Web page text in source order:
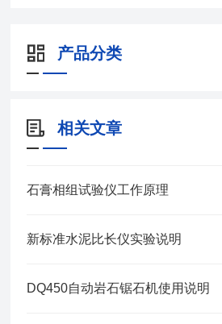
产品分类
相关文章
石膏相组试验仪工作原理
新标准水泥比长仪实验说明
DQ450自动岩石锯石机使用说明